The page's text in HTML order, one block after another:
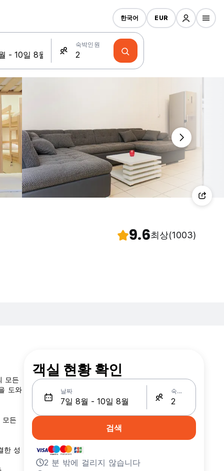
숙박인원
한국어 EUR
9.6최상(1003)
모든
도와
든
한 성
객실 현황 확인
날짜 숙박인원
검색
2 분 밖에 걸리지 않습니다